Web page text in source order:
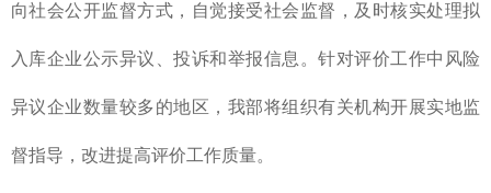
向社会公开监督方式，自觉接受社会监督，及时核实处理拟
入库企业公示异议、投诉和举报信息。针对评价工作中风险
异议企业数量较多的地区，我部将组织有关机构开展实地监
督指导，改进提高评价工作质量。